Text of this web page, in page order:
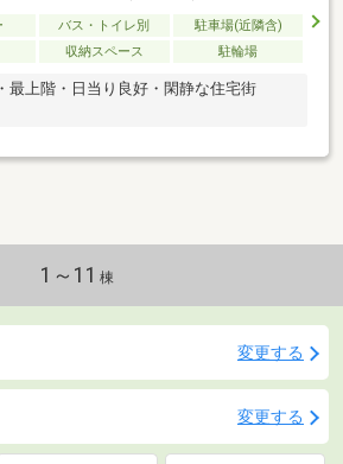
バス・トイレ別
駐車場(近隣含)
収納スペース 駐輪場
最上階・日当り良好・閑静な住宅街
1～11 棟
変更する
変更する